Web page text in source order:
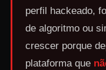
perfil hackeado,
de algoritmo ou
crescer porque
plataforma que